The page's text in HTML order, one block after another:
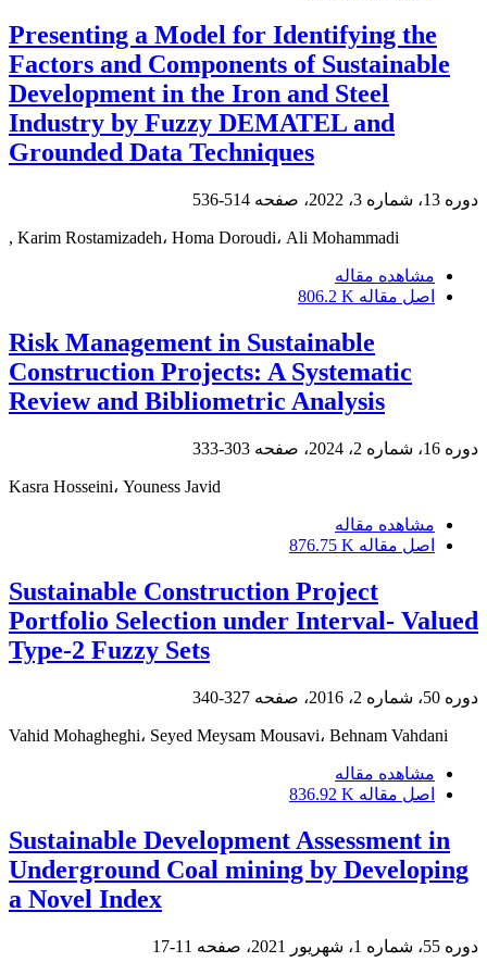
Presenting a Model for Identifying the
Factors and Components of Sustainable
Development in the Iron and Steel
Industry by Fuzzy DEMATEL and
Grounded Data Techniques
دوره 13، شماره 3، 2022، صفحه 514-536
, Karim Rostamizadeh، Homa Doroudi، Ali Mohammadi
مشاهده مقاله
اصل مقاله 806.2 K
Risk Management in Sustainable
Construction Projects: A Systematic
Review and Bibliometric Analysis
دوره 16، شماره 2، 2024، صفحه 303-333
Kasra Hosseini، Youness Javid
مشاهده مقاله
اصل مقاله 876.75 K
Sustainable Construction Project
Portfolio Selection under Interval- Valued
Type-2 Fuzzy Sets
دوره 50، شماره 2، 2016، صفحه 327-340
Vahid Mohagheghi، Seyed Meysam Mousavi، Behnam Vahdani
مشاهده مقاله
اصل مقاله 836.92 K
Sustainable Development Assessment in
Underground Coal mining by Developing
a Novel Index
دوره 55، شماره 1، شهریور 2021، صفحه 11-17